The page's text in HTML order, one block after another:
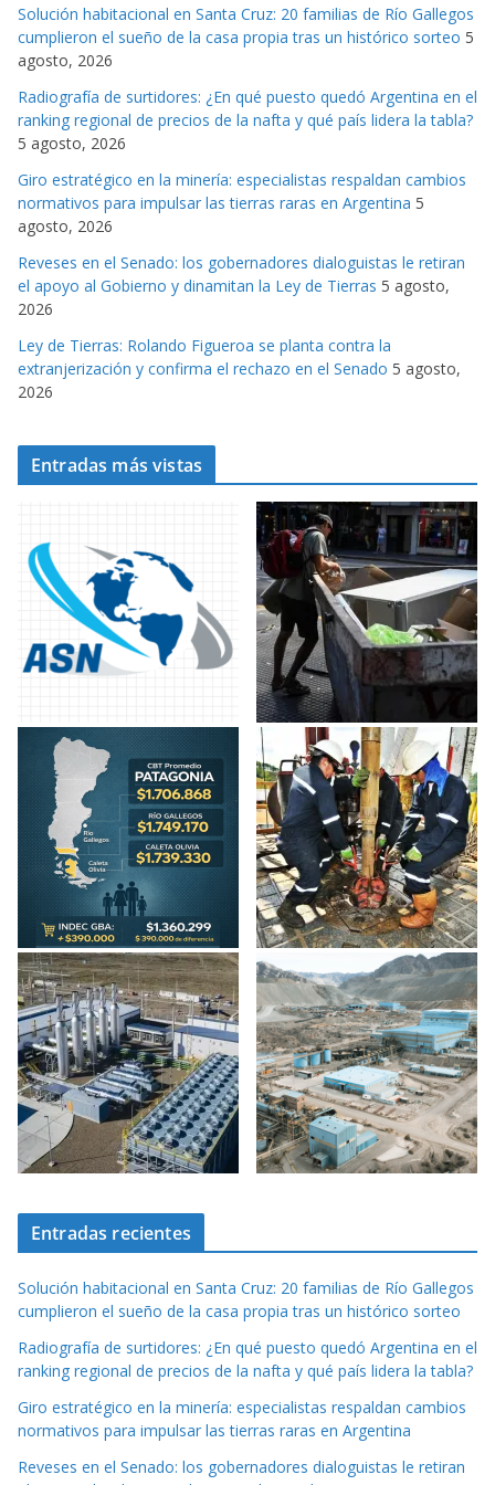
o
r
a
s
Solución habitacional en Santa Cruz: 20 familias de Río Gallegos
cumplieron el sueño de la casa propia tras un histórico sorteo 5
agosto, 2026
Radiografía de surtidores: ¿En qué puesto quedó Argentina en el
ranking regional de precios de la nafta y qué país lidera la tabla?
5 agosto, 2026
Giro estratégico en la minería: especialistas respaldan cambios
normativos para impulsar las tierras raras en Argentina 5
agosto, 2026
Reveses en el Senado: los gobernadores dialoguistas le retiran
el apoyo al Gobierno y dinamitan la Ley de Tierras 5 agosto,
2026
Ley de Tierras: Rolando Figueroa se planta contra la
extranjerización y confirma el rechazo en el Senado 5 agosto,
2026
Entradas más vistas
Entradas recientes
Solución habitacional en Santa Cruz: 20 familias de Río Gallegos
cumplieron el sueño de la casa propia tras un histórico sorteo
Radiografía de surtidores: ¿En qué puesto quedó Argentina en el
ranking regional de precios de la nafta y qué país lidera la tabla?
Giro estratégico en la minería: especialistas respaldan cambios
normativos para impulsar las tierras raras en Argentina
Reveses en el Senado: los gobernadores dialoguistas le retiran